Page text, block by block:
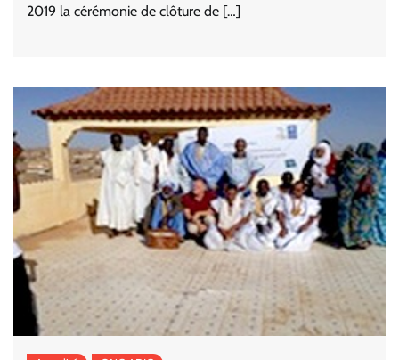
2019 la cérémonie de clôture de […]